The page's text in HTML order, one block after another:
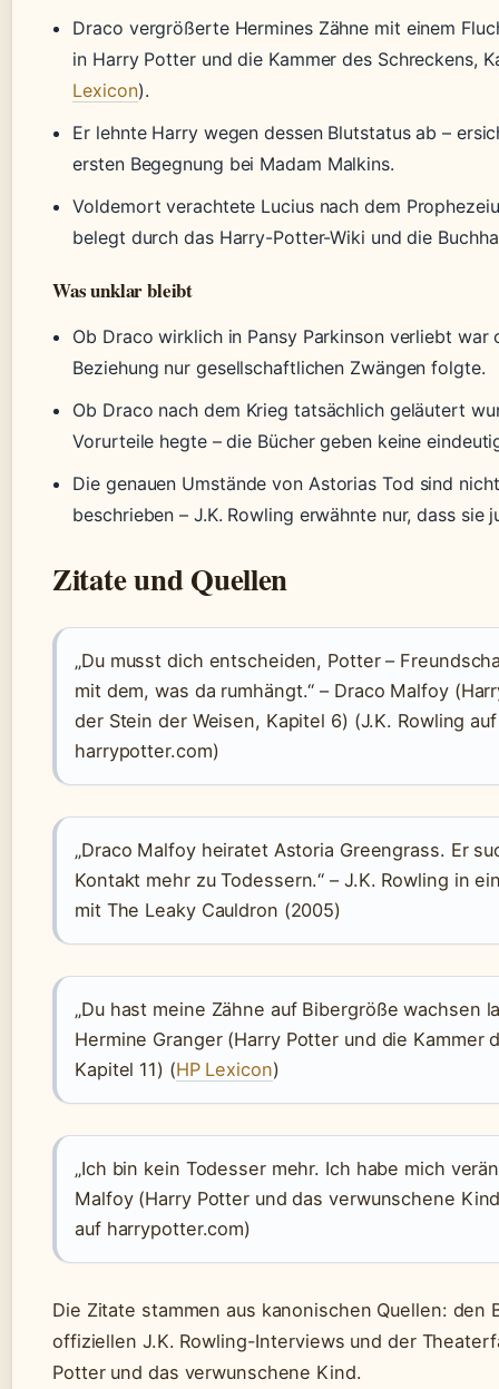
Draco vergrößerte Hermines Zähne mit einem
in Harry Potter und die Kammer des Schreckens,
Lexicon).
Er lehnte Harry wegen dessen Blutstatus ab –
ersten Begegnung bei Madam Malkins.
Voldemort verachtete Lucius nach dem
belegt durch das Harry-Potter-Wiki und die
Was unklar bleibt
Ob Draco wirklich in Pansy Parkinson verliebt war
Beziehung nur gesellschaftlichen Zwängen folgte.
Ob Draco nach dem Krieg tatsächlich geläutert
Vorurteile hegte – die Bücher geben keine
Die genauen Umstände von Astorias Tod sind
beschrieben – J.K. Rowling erwähnte nur, dass sie
Zitate und Quellen
„Du musst dich entscheiden, Potter –
mit dem, was da rumhängt.“ – Draco Malfoy
der Stein der Weisen, Kapitel 6) (J.K. Rowling auf
harrypotter.com)
„Draco Malfoy heiratet Astoria Greengrass. Er
Kontakt mehr zu Todessern.“ – J.K. Rowling in
mit The Leaky Cauldron (2005)
„Du hast meine Zähne auf Bibergröße wachsen
Hermine Granger (Harry Potter und die Kammer
Kapitel 11) (HP Lexicon)
„Ich bin kein Todesser mehr. Ich habe mich
Malfoy (Harry Potter und das verwunschene
auf harrypotter.com)
Die Zitate stammen aus kanonischen Quellen: den
offiziellen J.K. Rowling-Interviews und der
Potter und das verwunschene Kind.